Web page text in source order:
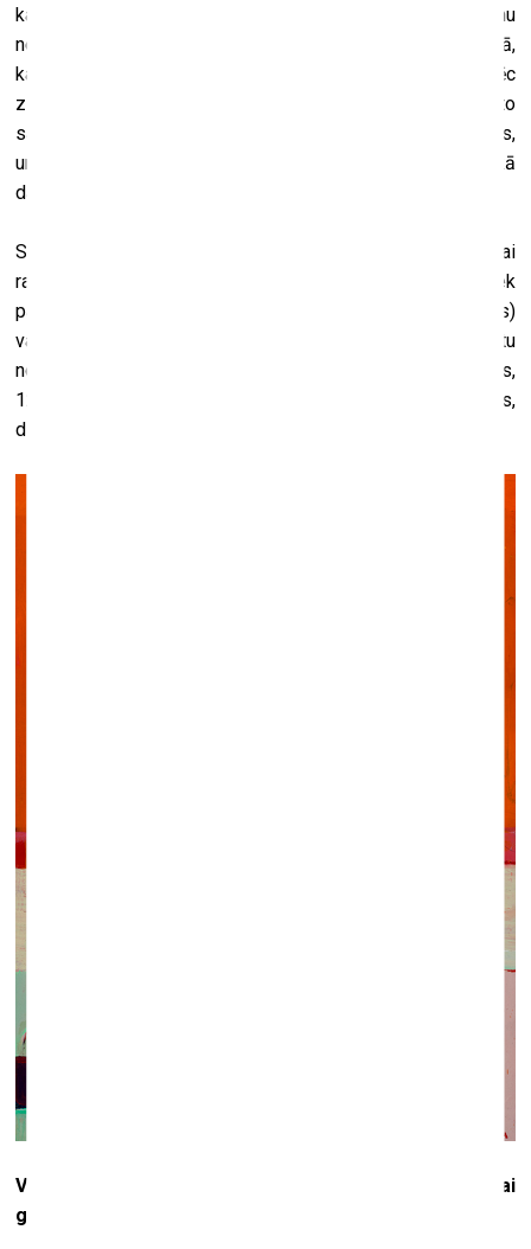
kaut kas traucēt un krist uz nerviem, un tad es atkal gleznu
nesu uz studiju. Tā tās gleznas iet augšā–lejā, augšā–lejā,
kamēr es tās atstāju augšā. Es ļoti skaidri zinu, ka pēc
zināma laika es kaut ko atkal mēģināšu uzlabot. Angliski to
sauc par
. Es neesmu romantiķis pēc dabas,
un glezniecībā es nekā romantiska neredzu – tas ir kā
darbs.
Savā ziņā es sevi pielīdzinu amatniekam – es strādāju, lai
radītu tik labu gleznu, cik varu. Neviena glezna netiek
pabeigta ātrāk par kādiem sešiem mēnešiem (ja palaimējas)
vai gadu. Ir viena mana klišeja, ko es vienmēr saku – ja tu
nodarbojies ar glezniecību, tu glezno 24 stundas. Iespējams,
12 stundas tu guli, bet pārējo laiku, kad kusties, skaties,
dzirdi utt., tev viss paliek atmiņā un tu to izmanto.
Vai ir iespējams aprakstīt vārdos – kā var zināt vai
gleznā “ir” vai “nekā nav”?